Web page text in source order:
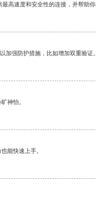
高速度和安全性的连接，并帮助你
加强防护措施，比如增加双重验证。
神怡。
能快速上手。